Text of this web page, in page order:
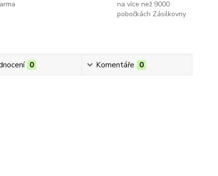
na více než 9000
pobočkách Zásilkovny
0 Komentáře 0